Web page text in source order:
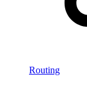
Routing